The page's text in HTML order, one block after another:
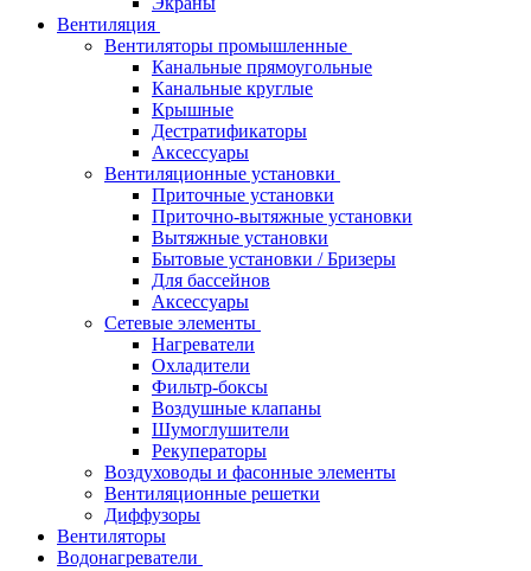
Вентиляция
Вентиляторы промышленные
Канальные прямоугольные
Канальные круглые
Крышные
Дестратификаторы
Аксессуары
Вентиляционные установки
Приточные установки
Приточно-вытяжные установки
Вытяжные установки
Бытовые установки / Бризеры
Для бассейнов
Аксессуары
Сетевые элементы
Нагреватели
Охладители
Фильтр-боксы
Воздушные клапаны
Шумоглушители
Рекуператоры
Воздуховоды и фасонные элементы
Вентиляционные решетки
Диффузоры
Вентиляторы
Водонагреватели